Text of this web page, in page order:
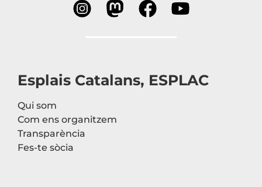
Esplais Catalans, ESPLAC
Qui som
Com ens organitzem
Transparència
Fes-te sòcia